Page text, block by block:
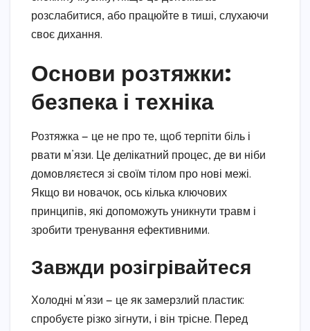
розслабитися, або працюйте в тиші, слухаючи
своє дихання.
Основи розтяжки:
безпека і техніка
Розтяжка — це не про те, щоб терпіти біль і
рвати м’язи. Це делікатний процес, де ви ніби
домовляєтеся зі своїм тілом про нові межі.
Якщо ви новачок, ось кілька ключових
принципів, які допоможуть уникнути травм і
зробити тренування ефективними.
Завжди розігрівайтеся
Холодні м’язи — це як замерзлий пластик:
спробуєте різко зігнути, і він трісне. Перед